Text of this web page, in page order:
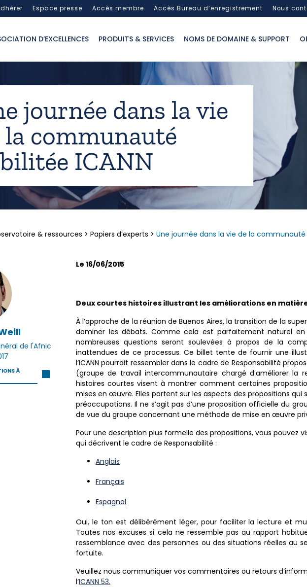
Espace presse Accès membre Accès Bureau d’enregistrement Nous
D’EXCELLENCES PRODUITS & SERVICES NOMS DE DOMAINE & SUPPORT
journée dans la vie
la communauté
ICANN
& ressources > Papiers d’experts > Une journée dans la vie de la communauté
de l'Afnic
À
Le 16/06/2015
Deux courtes histoires illustrant les améliorations en
À l’approche de la réunion de Buenos Aires, la transition de la
dominer les débats. Comme cela est parfaitement naturel
nombreuses questions seront soulevées à propos de la
inattendues de ce processus. Ce billet tente de fournir une
l’ICANN pourrait ressembler dans le cadre de Responsabilité
(groupe de travail intercommunautaire chargé d’améliorer la
histoires courtes visent à montrer comment certaines
mises en œuvre. Elles portent sur les aspects des propositions qui
préoccupations. Il ne s’agit pas d’une proposition officielle du
de vue du groupe concernant une méthode de mise en œuvre
Pour une description plus formelle des propositions, vous pouvez
qui décrivent le cadre de Responsabilité :
Anglais
Français
Espagnol
Oui, le ton est délibérément léger, pour faciliter la lecture et
Toutes nos excuses si cela ne ressemble pas au rapport
ressemblance avec des personnes ou des situations réelles au
fortuite.
Veuillez nous communiquer vos commentaires ou retours
l’ICANN 53.